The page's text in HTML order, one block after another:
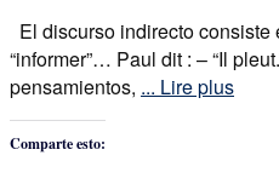
El discurso indirecto consiste
“informer”… Paul dit : – “Il
pensamientos, ... Lire plus
Comparte esto: